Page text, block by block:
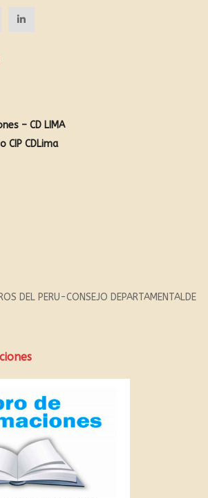
– CD LIMA
CIP CDLima
DEL PERU-CONSEJO DEPARTAMENTALDE